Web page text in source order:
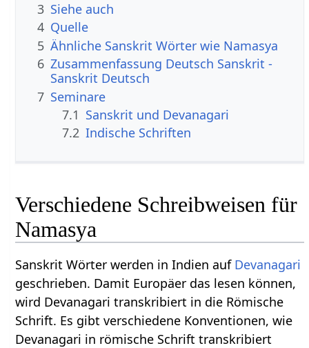
3 Siehe auch
4 Quelle
5 Ähnliche Sanskrit Wörter wie Namasya
6 Zusammenfassung Deutsch Sanskrit -
Sanskrit Deutsch
7 Seminare
7.1 Sanskrit und Devanagari
7.2 Indische Schriften
Verschiedene Schreibweisen für
Namasya
Sanskrit Wörter werden in Indien auf Devanagari
geschrieben. Damit Europäer das lesen können,
wird Devanagari transkribiert in die Römische
Schrift. Es gibt verschiedene Konventionen, wie
Devanagari in römische Schrift transkribiert